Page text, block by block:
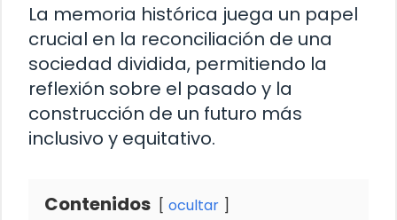
La memoria histórica juega un papel
crucial en la reconciliación de una
sociedad dividida, permitiendo la
reflexión sobre el pasado y la
construcción de un futuro más
inclusivo y equitativo.
Contenidos ocultar